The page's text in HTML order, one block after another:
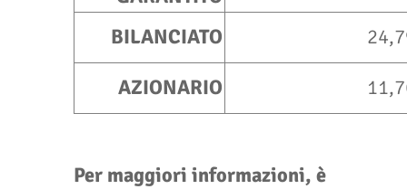
BILANCIATO
AZIONARIO
Per maggiori informazioni, è